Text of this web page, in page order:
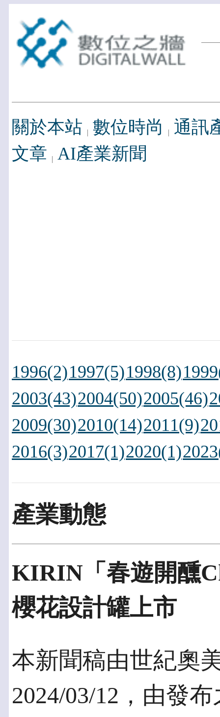
關於本站 數位時尚
通訊
文章 AI產業新聞
1996(2)1997(5)1998(8)
2003(43)2004(50)2005(46)
2009(30)2010(14)2011(9)
2016(3)2017(1)2020(1)
產業動態
KIRIN「春遊開醺
櫻花設計罐上市
本新聞稿由世紀奧
2024/03/12，由發